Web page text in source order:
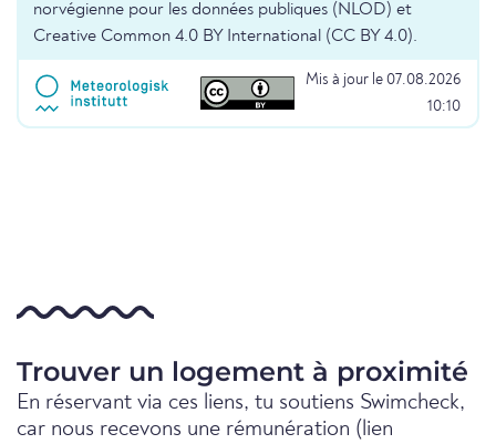
norvégienne pour les données publiques (NLOD) et
Creative Common 4.0 BY International (CC BY 4.0).
Mis à jour le 07.08.2026
10:10
Trouver un logement à proximité
En réservant via ces liens, tu soutiens Swimcheck,
car nous recevons une rémunération (lien